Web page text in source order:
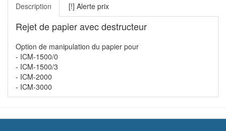
Description [!] Alerte prix
Rejet de papier avec destructeur
Option de manipulation du papier pour
- ICM-1500/0
- ICM-1500/3
- ICM-2000
- ICM-3000